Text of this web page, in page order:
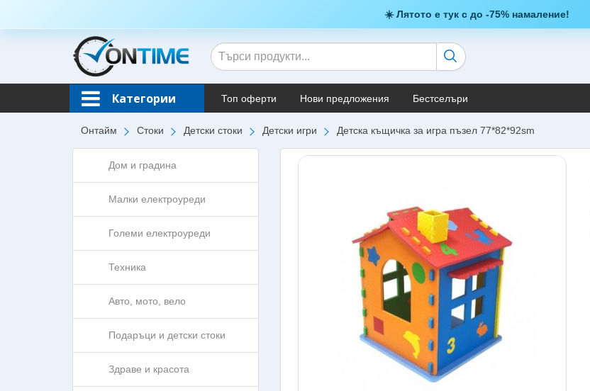
☀️ Лятото е тук с до -75% намаление!
Категории Топ оферти Нови предложения Бестселъри
Онтайм Стоки Детски стоки Детски игри Детска къщичка за игра пъзел 77*82*92sm
Дом и градина
Малки електроуреди
Големи електроуреди
Техника
Авто, мото, вело
Подаръци и детски стоки
Здраве и красота